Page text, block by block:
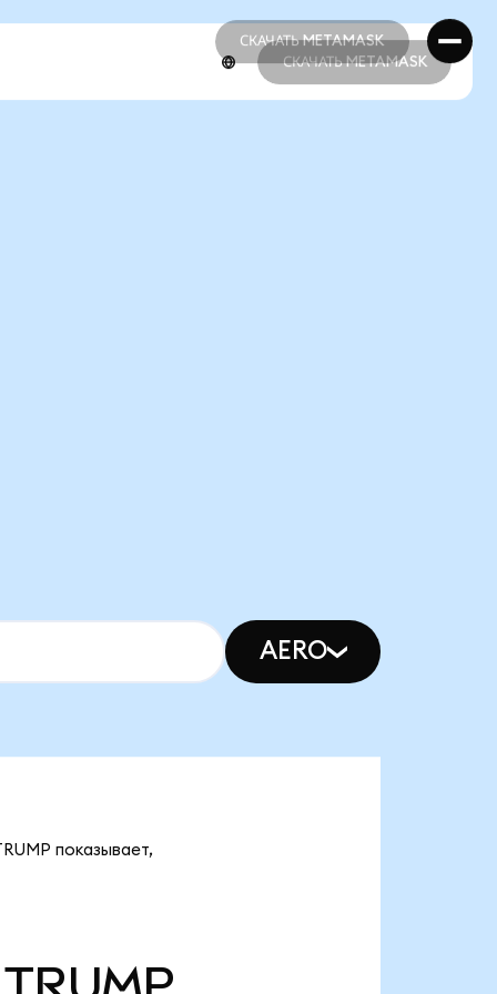
СКАЧАТЬ METAMASK
СКАЧАТЬ METAMASK
СКАЧАТЬ METAMASK
AERO
показывает,